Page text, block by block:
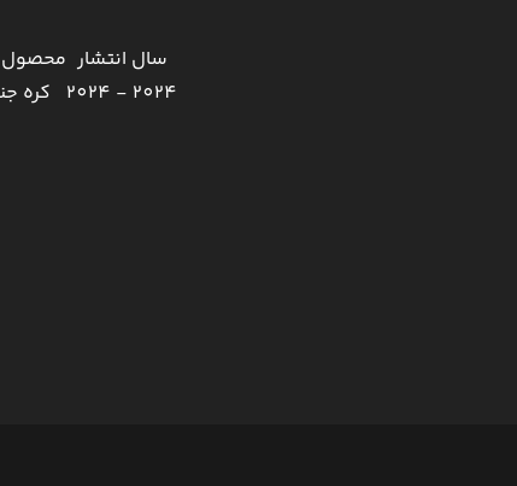
سال انتشار
2024 - 2024
کره